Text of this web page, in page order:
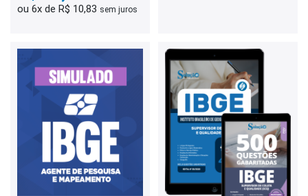
ou 6x de R$ 10,83 sem juros